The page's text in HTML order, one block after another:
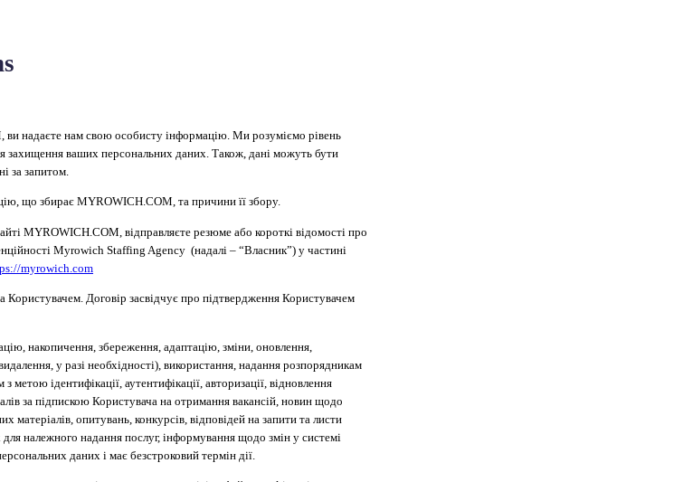
надаєте нам свою особисту інформацію. Ми розуміємо рівень
захищення ваших персональних даних. Також, дані можуть бути
за запитом.
що збирає MYROWICH.COM, та причини її збору.
MYROWICH.COM, відправляєте резюме або короткі відомості про
Myrowich Staffing Agency (надалі – “Власник”) у частині
myrowich.com
Договір засвідчує про підтвердження Користувачем
накопичення, збереження, адаптацію, зміни, оновлення,
у разі необхідності), використання, надання розпорядникам
ідентифікації, аутентифікації, авторизації, відновлення
за підпискою Користувача на отримання вакансій, новин щодо
матеріалів, опитувань, конкурсів, відповідей на запити та листи
належного надання послуг, інформування щодо змін у системі
даних і має безстроковий термін дії.